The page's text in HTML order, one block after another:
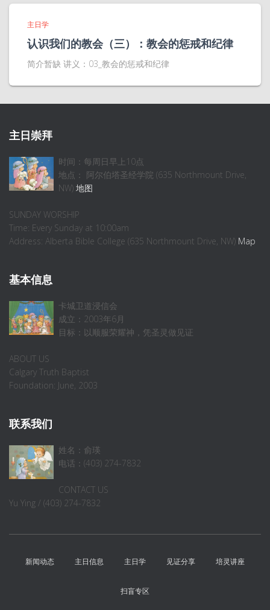
主日学
认识我们的教会（三）：教会的惩戒和纪律
简介暂缺 讲义：03_教会的惩戒和纪律
主日崇拜
时间：每周日早上10点
地点： 阿尔伯塔圣经学院 (635 Northmount Drive,
NW) 地图
SUNDAY WORSHIP
Time: Every Sunday at 10:00am
Address: Alberta Bible College (635 Northmount Drive, NW) Map
基本信息
卡城卫道浸信会
成立：2003年6月
目标：以顺服荣耀神，凭圣灵做见证
ABOUT US
Calgary Truth Baptist
Foundation: June, 2003
联系我们
姓名：俞瑛
电话：(403) 274-7832
CONTACT US
Yu Ying / (403) 274-7832
新闻动态 主日信息 主日学 见证分享 培灵讲座
扫盲专区